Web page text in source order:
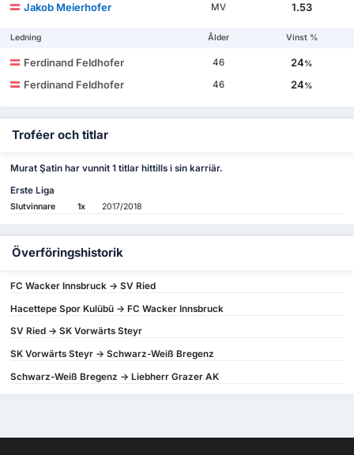
Jakob Meierhofer
MV 1.53
Ledning Ålder Vinst %
Ferdinand Feldhofer 46 24%
Ferdinand Feldhofer 46 24%
Troféer och titlar
Murat Şatin har vunnit 1 titlar hittills i sin karriär.
Erste Liga
Slutvinnare 1x 2017/2018
Överföringshistorik
FC Wacker Innsbruck -> SV Ried
Hacettepe Spor Kulübü -> FC Wacker Innsbruck
SV Ried -> SK Vorwärts Steyr
SK Vorwärts Steyr -> Schwarz-Weiß Bregenz
Schwarz-Weiß Bregenz -> Liebherr Grazer AK